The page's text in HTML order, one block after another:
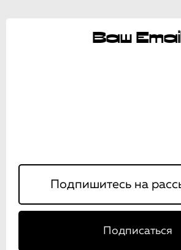
Ваш Email
Подписаться